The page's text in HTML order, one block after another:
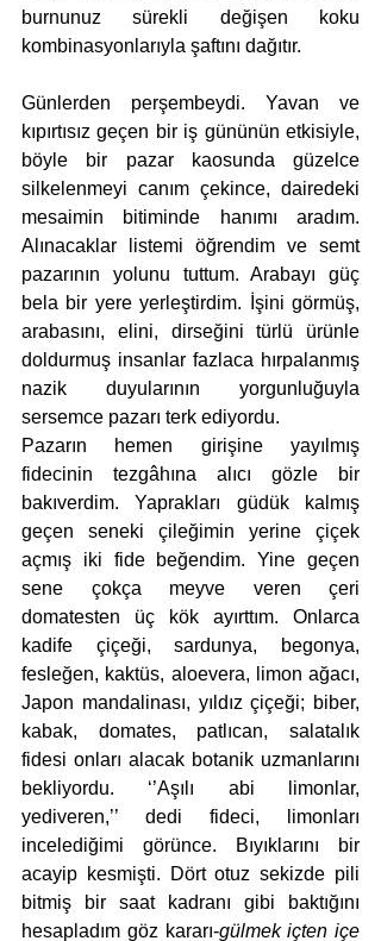
burnunuz sürekli değişen koku
kombinasyonlarıyla şaftını dağıtır.
Günlerden perşembeydi. Yavan ve
kıpırtısız geçen bir iş gününün etkisiyle,
böyle bir pazar kaosunda güzelce
silkelenmeyi canım çekince, dairedeki
mesaimin bitiminde hanımı aradım.
Alınacaklar listemi öğrendim ve semt
pazarının yolunu tuttum. Arabayı güç
bela bir yere yerleştirdim. İşini görmüş,
arabasını, elini, dirseğini türlü ürünle
doldurmuş insanlar fazlaca hırpalanmış
nazik duyularının yorgunluğuyla
sersemce pazarı terk ediyordu.
Pazarın hemen girişine yayılmış
fidecinin tezgâhına alıcı gözle bir
bakıverdim. Yaprakları güdük kalmış
geçen seneki çileğimin yerine çiçek
açmış iki fide beğendim. Yine geçen
sene çokça meyve veren çeri
domatesten üç kök ayırttım. Onlarca
kadife çiçeği, sardunya, begonya,
fesleğen, kaktüs, aloevera, limon ağacı,
Japon mandalinası, yıldız çiçeği; biber,
kabak, domates, patlıcan, salatalık
fidesi onları alacak botanik uzmanlarını
bekliyordu. ‘’Aşılı abi limonlar,
yediveren,’’ dedi fideci, limonları
incelediğimi görünce. Bıyıklarını bir
acayip kesmişti. Dört otuz sekizde pili
bitmiş bir saat kadranı gibi baktığını
hesapladım göz kararı-gülmek içten içe